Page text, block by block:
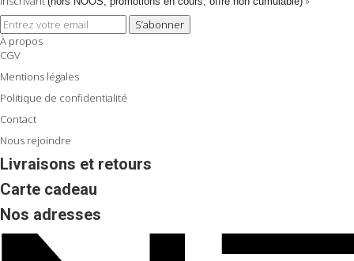
À propos
CGV
Mentions légales
Politique de confidentialité
Contact
Nous rejoindre
Livraisons et retours
Carte cadeau
Nos adresses